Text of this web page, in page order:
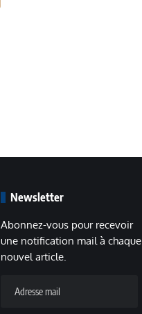
Newsletter
Abonnez-vous pour recevoir
une notification mail à chaque
nouvel article.
mail